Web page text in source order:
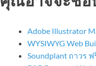
Adobe Illustrator
WYSIWYG Web
Soundplant ถาวร ฟ